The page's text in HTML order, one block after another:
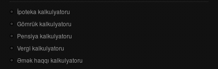
İpoteka kalkulyatoru
Gömrük kalkulyatoru
Pensiya kalkulyatoru
Vergi kalkulyatoru
Əmək haqqı kalkulyatoru